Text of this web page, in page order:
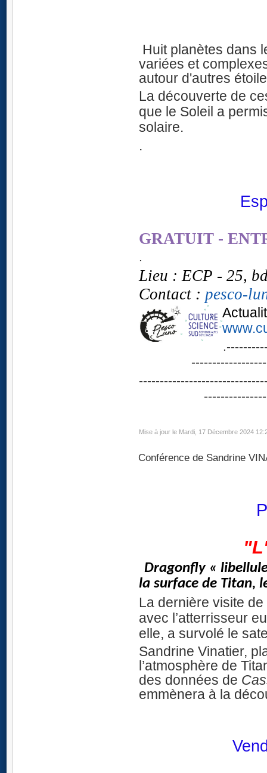
Huit planètes dans
variées et
autour d'autres
La découverte de
que le Soleil a
solaire.
.
GRATUIT -
.
Lieu : ECP - 25,
Contact : pesco-
Mise à jour le Mardi, 17 Décembre 2024
Conférence de Sandrine
Dragonfly«
la surface de Titan,
La dernière visite
avec l’atterrisseur
elle, a survolé le
Sandrine Vinatier,
l’atmosphère de
des données de
emmènera à la